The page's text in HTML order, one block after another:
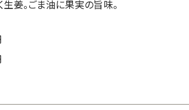
生姜。ごま油に果実の旨味。